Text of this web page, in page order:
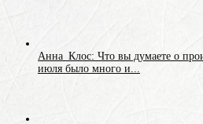
Анна_Клос: Что вы думаете о
июля было много и...